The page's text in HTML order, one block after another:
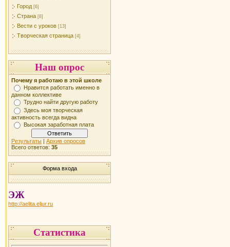
Город [6]
Страна [8]
Вести с уроков [13]
Творческая страница [4]
Наш опрос
Почему я работаю в этой школе
Нравится работать именно в
данном коллективе
Трудно найти другую работу
Здесь моя творческая
активность всегда видна
Высокая заработная плата
Результаты | Архив опросов
Всего ответов: 35
Форма входа
ЭЖ
http://aelita.eljur.ru
Статистика